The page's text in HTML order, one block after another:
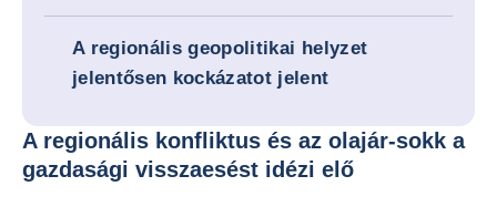
A regionális geopolitikai helyzet
jelentősen kockázatot jelent
A regionális konfliktus és az olajár-sokk a
gazdasági visszaesést idézi elő